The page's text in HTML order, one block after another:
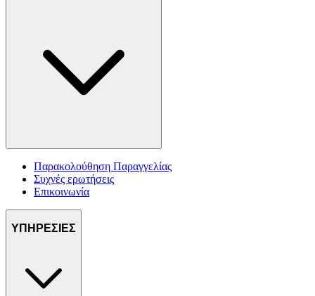
διαφημίσεις και περιεχόμενο, την καλύτερη εικόνα του κοινού
μας και την ανάπτυξη προϊόντων. Επίσης, κοινοποιούμε
πληροφορίες σχετικά με την από μέρους σας χρήση της
τοποθεσίας μας στους συνεργάτες μέσων κοινωνικής
Παρακολούθηση Παραγγελίας
Συχνές ερωτήσεις
Επικοινωνία
ΥΠΗΡΕΣΙΕΣ